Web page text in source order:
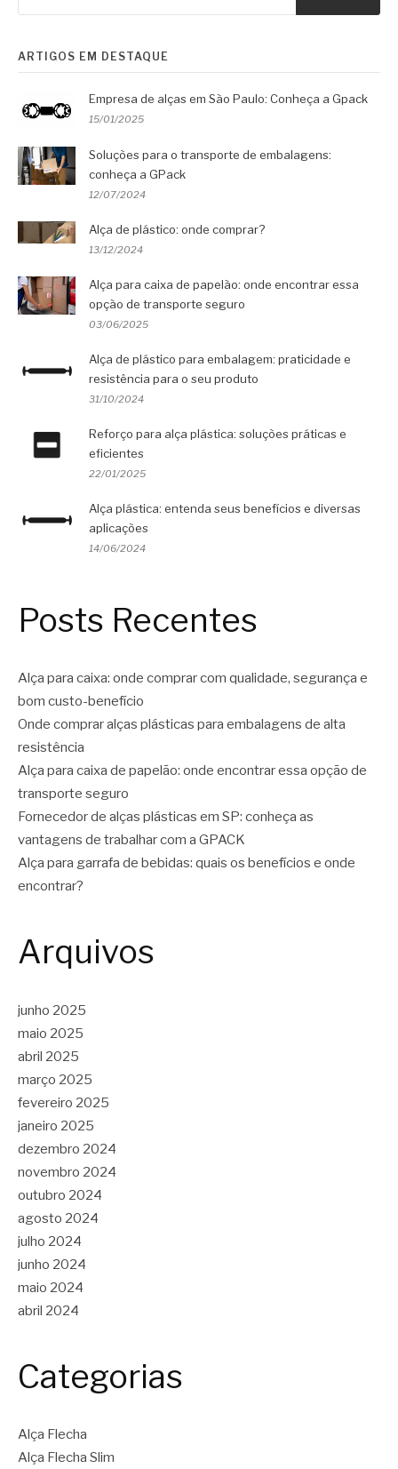
ARTIGOS EM DESTAQUE
Empresa de alças em São Paulo: Conheça a Gpack
15/01/2025
Soluções para o transporte de embalagens:
conheça a GPack
12/07/2024
Alça de plástico: onde comprar?
13/12/2024
Alça para caixa de papelão: onde encontrar essa
opção de transporte seguro
03/06/2025
Alça de plástico para embalagem: praticidade e
resistência para o seu produto
31/10/2024
Reforço para alça plástica: soluções práticas e
eficientes
22/01/2025
Alça plástica: entenda seus benefícios e diversas
aplicações
14/06/2024
Posts Recentes
Alça para caixa: onde comprar com qualidade, segurança e
bom custo-benefício
Onde comprar alças plásticas para embalagens de alta
resistência
Alça para caixa de papelão: onde encontrar essa opção de
transporte seguro
Fornecedor de alças plásticas em SP: conheça as
vantagens de trabalhar com a GPACK
Alça para garrafa de bebidas: quais os benefícios e onde
encontrar?
Arquivos
junho 2025
maio 2025
abril 2025
março 2025
fevereiro 2025
janeiro 2025
dezembro 2024
novembro 2024
outubro 2024
agosto 2024
julho 2024
junho 2024
maio 2024
abril 2024
Categorias
Alça Flecha
Alça Flecha Slim